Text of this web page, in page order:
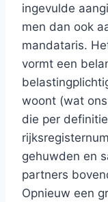
ingevulde
men dan ook
mandataris.
vormt een
woont (wat
die per
gehuwden en
partners
Opnieuw een